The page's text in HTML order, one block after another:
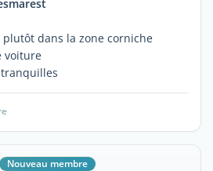
plutôt dans la zone corniche
voiture
Nouveau membre